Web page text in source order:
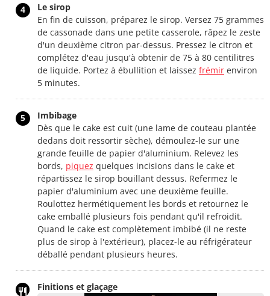
4
Le sirop
En fin de cuisson, préparez le sirop. Versez 75 grammes
de cassonade dans une petite casserole, râpez le zeste
d'un deuxième citron par-dessus. Pressez le citron et
complétez d'eau jusqu'à obtenir de 75 à 80 centilitres
de liquide. Portez à ébullition et laissez frémir environ
5 minutes.
5
Imbibage
Dès que le cake est cuit (une lame de couteau plantée
dedans doit ressortir sèche), démoulez-le sur une
grande feuille de papier d'aluminium. Relevez les
bords, piquez quelques incisions dans le cake et
répartissez le sirop bouillant dessus. Refermez le
papier d'aluminium avec une deuxième feuille.
Roulottez hermétiquement les bords et retournez le
cake emballé plusieurs fois pendant qu'il refroidit.
Quand le cake est complètement imbibé (il ne reste
plus de sirop à l'extérieur), placez-le au réfrigérateur
déballé pendant plusieurs heures.
Finitions et glaçage